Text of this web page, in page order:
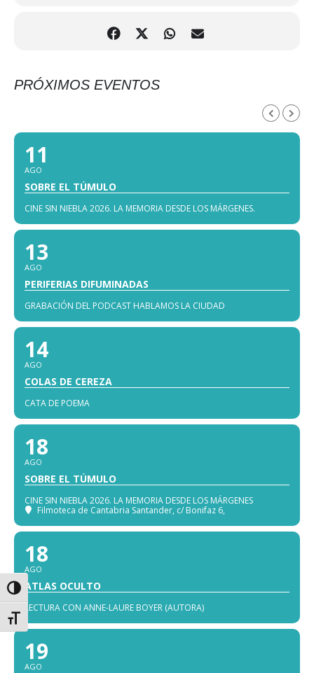
Alternar alto contraste
Alternar tamaño de letra
PRÓXIMOS EVENTOS
11
AGO
SOBRE EL TÚMULO
CINE SIN NIEBLA 2026. LA MEMORIA DESDE LOS MÁRGENES.
13
AGO
PERIFERIAS DIFUMINADAS
GRABACIÓN DEL PODCAST HABLAMOS LA CIUDAD
14
AGO
COLAS DE CEREZA
CATA DE POEMA
18
AGO
SOBRE EL TÚMULO
CINE SIN NIEBLA 2026. LA MEMORIA DESDE LOS MÁRGENES
Filmoteca de Cantabria Santander, c/ Bonifaz 6,
18
AGO
ATLAS OCULTO
LECTURA CON ANNE-LAURE BOYER (AUTORA)
19
AGO